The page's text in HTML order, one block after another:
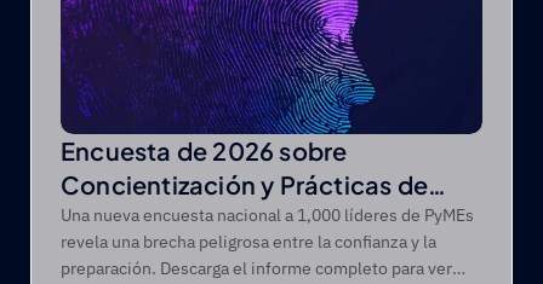
Encuesta de 2026 sobre
Concientización y Prácticas de
Ciberseguridad para Pequeñas
Empresas
Una nueva encuesta nacional a 1,000 líderes de PyMEs
revela una brecha peligrosa entre la confianza y la
preparación. Descarga el informe completo para ver